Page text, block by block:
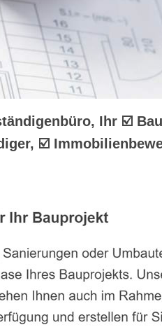
Ihr ☑️
☑️